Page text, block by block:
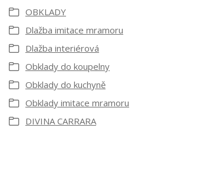
OBKLADY
Dlažba imitace mramoru
Dlažba interiérová
Obklady do koupelny
Obklady do kuchyně
Obklady imitace mramoru
DIVINA CARRARA